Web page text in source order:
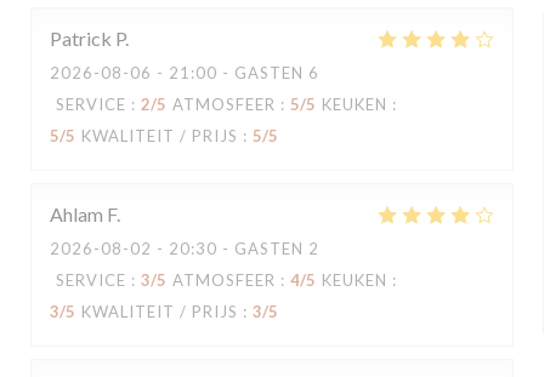
Patrick P
2026-08-06 - 21:00 - GASTEN 6
SERVICE : 2/5 ATMOSFEER : 5/5 KEUKEN :
5/5 KWALITEIT / PRIJS : 5/5
Ahlam F
2026-08-02 - 20:30 - GASTEN 2
SERVICE : 3/5 ATMOSFEER : 4/5 KEUKEN :
3/5 KWALITEIT / PRIJS : 3/5